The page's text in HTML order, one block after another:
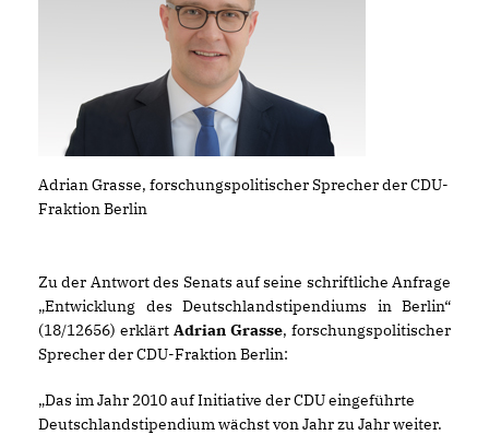
Adrian Grasse, forschungspolitischer Sprecher der CDU-
Fraktion Berlin
Zu der Antwort des Senats auf seine schriftliche Anfrage
Entwicklung des Deutschlandstipendiums in Berlin“
(18/12656) erklärt Adrian Grasse, forschungspolitischer
Sprecher der CDU-Fraktion Berlin:
Das im Jahr 2010 auf Initiative der CDU eingeführte
Deutschlandstipendium wächst von Jahr zu Jahr weiter.